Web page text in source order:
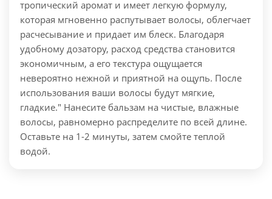
тропический аромат и имеет легкую формулу,
которая мгновенно распутывает волосы, облегчает
расчесывание и придает им блеск. Благодаря
удобному дозатору, расход средства становится
экономичным, а его текстура ощущается
невероятно нежной и приятной на ощупь. После
использования ваши волосы будут мягкие,
гладкие." Нанесите бальзам на чистые, влажные
волосы, равномерно распределите по всей длине.
Оставьте на 1-2 минуты, затем смойте теплой
водой.